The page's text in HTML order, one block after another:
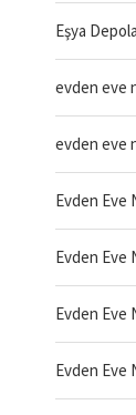
Eşya
evden eve
evden eve
Evden Eve
Evden Eve
Evden Eve
Evden Eve